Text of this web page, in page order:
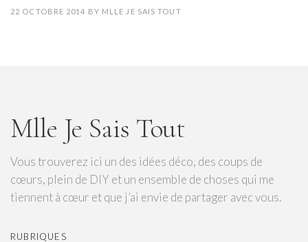
22 OCTOBRE 2014 BY MLLE JE SAIS TOUT
Mlle Je Sais Tout
Vous trouverez ici un des idées déco, des coups de
cœurs, plein de DIY et un ensemble de choses qui me
tiennent à cœur et que j’ai envie de partager avec vous.
RUBRIQUES